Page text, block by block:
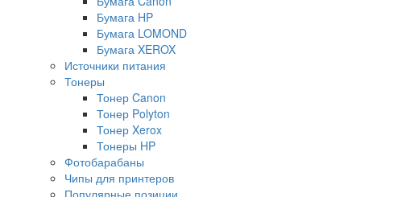
Бумага HP
Бумага LOMOND
Бумага XEROX
Источники питания
Тонеры
Тонер Canon
Тонер Polyton
Тонер Xerox
Тонеры HP
Фотобарабаны
Чипы для принтеров
Популярные позиции